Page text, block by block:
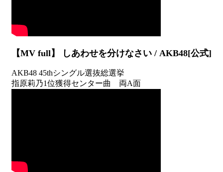
【MV full】 しあわせを分けなさい / AKB48[公式]
AKB48 45thシングル選抜総選挙
指原莉乃1位獲得センター曲 両A面